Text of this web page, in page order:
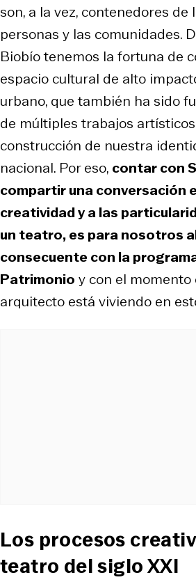
son, a la vez, contenedores de
personas y las comunidades.
Biobío tenemos la fortuna de
espacio cultural de alto
urbano, que también ha sido
de múltiples trabajos
construcción de nuestra
nacional. Por eso, contar con
compartir una conversación
creatividad y a las
un teatro, es para nosotros
consecuente con la
Patrimonio y con el
arquitecto está viviendo en
Los procesos
teatro del siglo XXI